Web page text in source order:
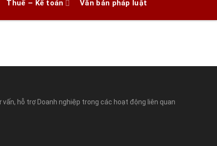
Thuế – Kế toán Văn bản pháp luật
hỗ trợ Doanh nghiệp trong các hoạt động liên quan